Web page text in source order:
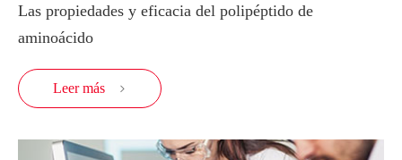
Las propiedades y eficacia del polipéptido de
aminoácido
Leer más 